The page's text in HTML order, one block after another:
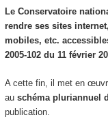
Le Conservatoire
rendre ses sites
mobiles, etc.
2005-102 du 11 février
A cette fin, il met en
au schéma pluriannuel
publication.